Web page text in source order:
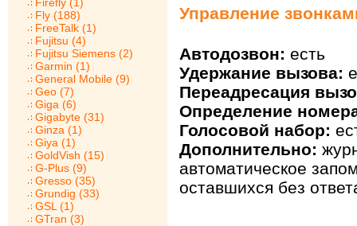
Fly (188)
FreeTalk (1)
Fujitsu (4)
Fujitsu Siemens (2)
Garmin (1)
General Mobile (9)
Geo (7)
Giga (6)
Gigabyte (31)
Ginza (1)
Giya (1)
GoldVish (15)
G-Plus (9)
Gresso (35)
Grundig (33)
GSL (1)
GTran (3)
Управление
Автодозвон: есть
Удержание вызова:
Переадресация
Определение
Голосовой набор:
Дополнительно:
автоматическое
оставшихся без